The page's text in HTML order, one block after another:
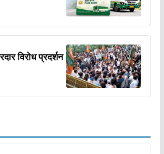
विरोध प्रदर्शन